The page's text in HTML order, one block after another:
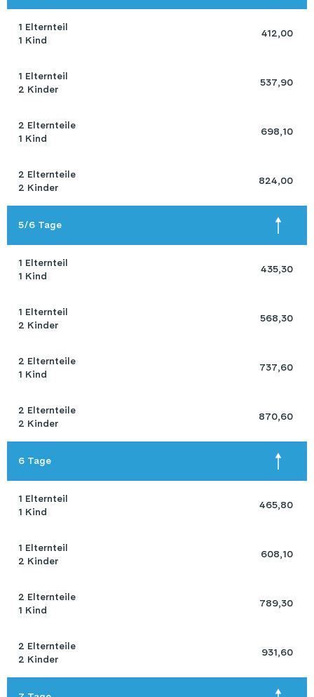
1 Elternteil
1 Kind
412,00
1 Elternteil
2 Kinder
537,90
2 Elternteile
1 Kind
698,10
2 Elternteile
2 Kinder
824,00
5/6 Tage
1 Elternteil
1 Kind
435,30
1 Elternteil
2 Kinder
568,30
2 Elternteile
1 Kind
737,60
2 Elternteile
2 Kinder
870,60
6 Tage
1 Elternteil
1 Kind
465,80
1 Elternteil
2 Kinder
608,10
2 Elternteile
1 Kind
789,30
2 Elternteile
2 Kinder
931,60